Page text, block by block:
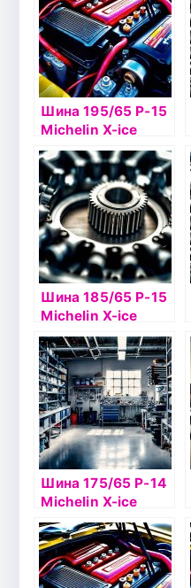
Шина 195/65 Р-15
Michelin X-ice
North 3 95Т TL
Шина 185/65 Р-15
Michelin X-ice
North 4 92Т TL
шип
Шина 175/65 Р-14
Michelin X-ice
North 3 86Т шип